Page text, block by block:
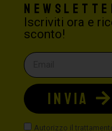
Iscriviti ora e
sconto!
Autorizzo il
INVIA